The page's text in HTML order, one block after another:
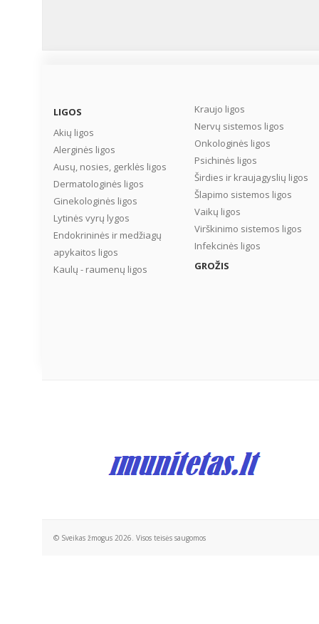
LIGOS
Akių ligos
Alerginės ligos
Ausų, nosies, gerklės ligos
Dermatologinės ligos
Ginekologinės ligos
Lytinės vyrų lygos
Endokrininės ir medžiagų
apykaitos ligos
Kaulų - raumenų ligos
Kraujo ligos
Nervų sistemos ligos
Onkologinės ligos
Psichinės ligos
Širdies ir kraujagyslių ligos
Šlapimo sistemos ligos
Vaikų ligos
Virškinimo sistemos ligos
Infekcinės ligos
GROŽIS
© Sveikas žmogus 2026. Visos teisės saugomos